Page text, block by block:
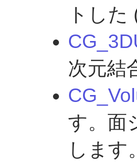
トし
次元結
す。面
します。